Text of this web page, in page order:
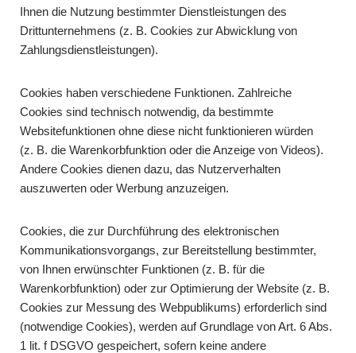
Ihnen die Nutzung bestimmter Dienstleistungen des
Drittunternehmens (z. B. Cookies zur Abwicklung von
Zahlungsdienstleistungen).
Cookies haben verschiedene Funktionen. Zahlreiche
Cookies sind technisch notwendig, da bestimmte
Websitefunktionen ohne diese nicht funktionieren würden
(z. B. die Warenkorbfunktion oder die Anzeige von Videos).
Andere Cookies dienen dazu, das Nutzerverhalten
auszuwerten oder Werbung anzuzeigen.
Cookies, die zur Durchführung des elektronischen
Kommunikationsvorgangs, zur Bereitstellung bestimmter,
von Ihnen erwünschter Funktionen (z. B. für die
Warenkorbfunktion) oder zur Optimierung der Website (z. B.
Cookies zur Messung des Webpublikums) erforderlich sind
(notwendige Cookies), werden auf Grundlage von Art. 6 Abs.
1 lit. f DSGVO gespeichert, sofern keine andere